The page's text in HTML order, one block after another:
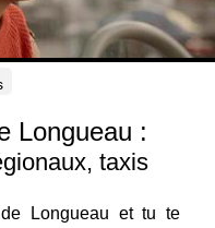
Longueau :
taxis
Longueau et tu te